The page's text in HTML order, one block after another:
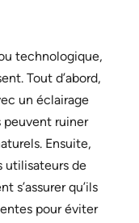
technologique,
Tout d’abord,
un éclairage
peuvent ruiner
Ensuite,
utilisateurs de
s’assurer qu’ils
pour éviter